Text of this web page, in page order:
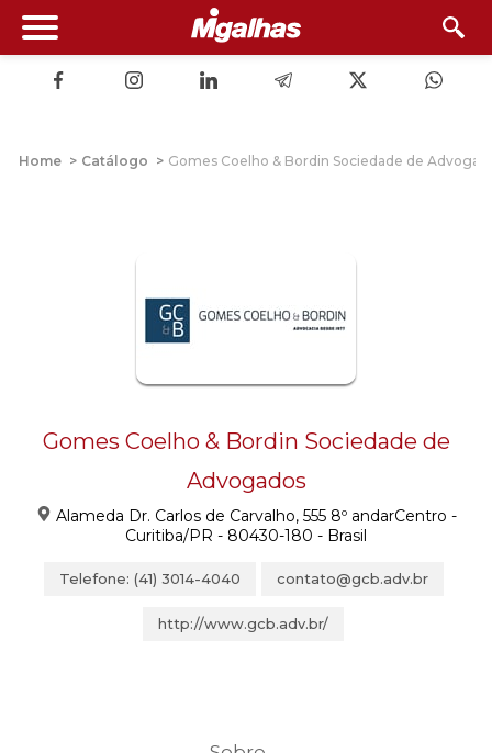
Home > Catálogo > Gomes Coelho & Bordin Sociedade de
Gomes Coelho & Bordin Sociedade de
Advogados
Alameda Dr. Carlos de Carvalho, 555 8º andarCentro -
Curitiba/PR - 80430-180 - Brasil
Telefone: (41) 3014-4040 contato@gcb.adv.br
http://www.gcb.adv.br/